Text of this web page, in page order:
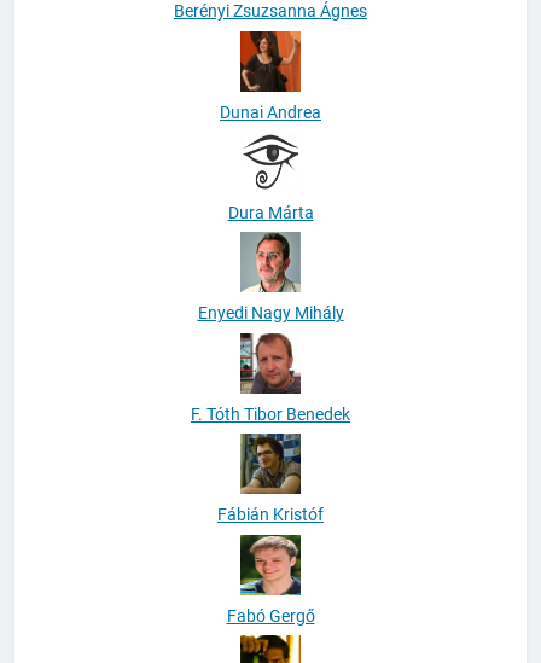
Berényi Zsuzsanna Ágnes
Dunai Andrea
Dura Márta
Enyedi Nagy Mihály
F. Tóth Tibor Benedek
Fábián Kristóf
Fabó Gergő